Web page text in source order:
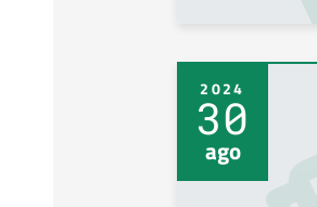
2024
30
ago